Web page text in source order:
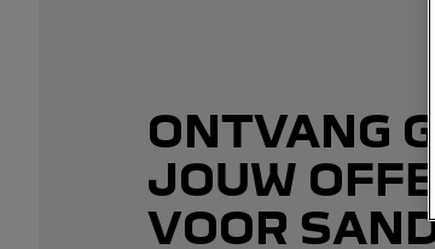
ONTVANG
JOUW
VOOR